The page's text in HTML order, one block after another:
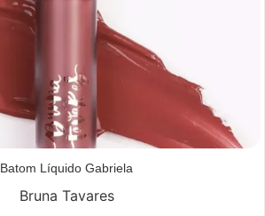
Batom Líquido Gabriela
Bruna Tavares